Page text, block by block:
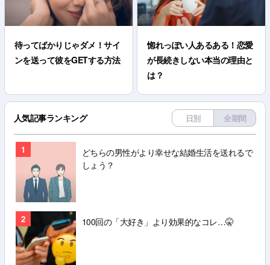
待ってばかりじゃダメ！サイ
ンを送って彼をGETする方法
惚れっぽい人あるある！恋愛
が長続きしない本当の理由と
は？
人気記事ランキング 日別 全期間
1
どちらの男性がより幸せな結婚生活を送れるで
しょう？
2 100回の「大好き」より効果的なコレ…🤫